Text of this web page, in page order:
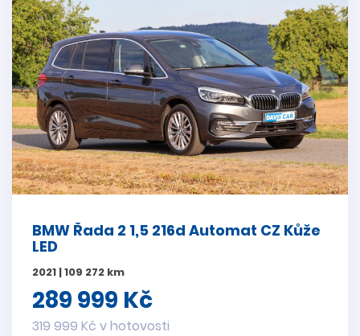
BMW Řada 2 1,5 216d Automat CZ Kůže
LED
2021 | 109 272 km
289 999 Kč
319 999 Kč v hotovosti